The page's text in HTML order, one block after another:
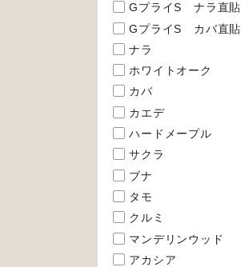
GプライS ナラ直貼
GプライS カバ直貼
ナラ
ホワイトオーク
カバ
カエデ
ハードメープル
サクラ
ブナ
タモ
クルミ
マンデリンウッド
アカシア